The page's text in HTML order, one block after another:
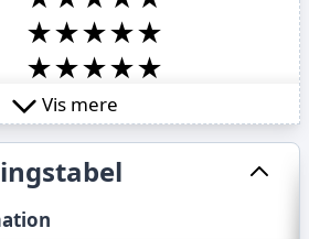
★★★★★
★★★★★
★★★★
★★★★★
★★★★
★
Vis mere